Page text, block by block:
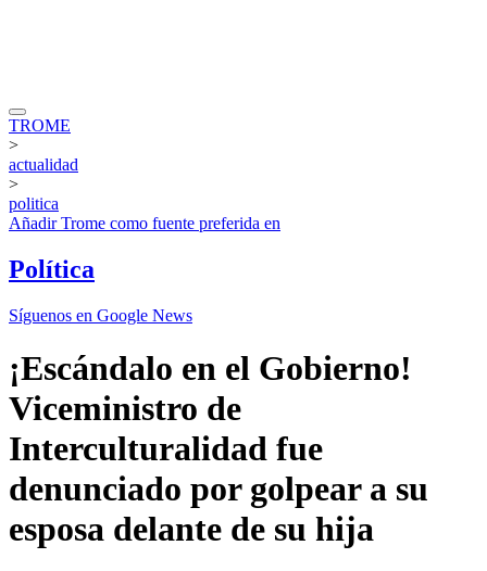
TROME
>
actualidad
>
politica
AñadirTrome como fuente preferida en
Política
Síguenos en Google News
¡Escándalo en el Gobierno!
Viceministro de
Interculturalidad fue
denunciado por golpear a su
esposa delante de su hija